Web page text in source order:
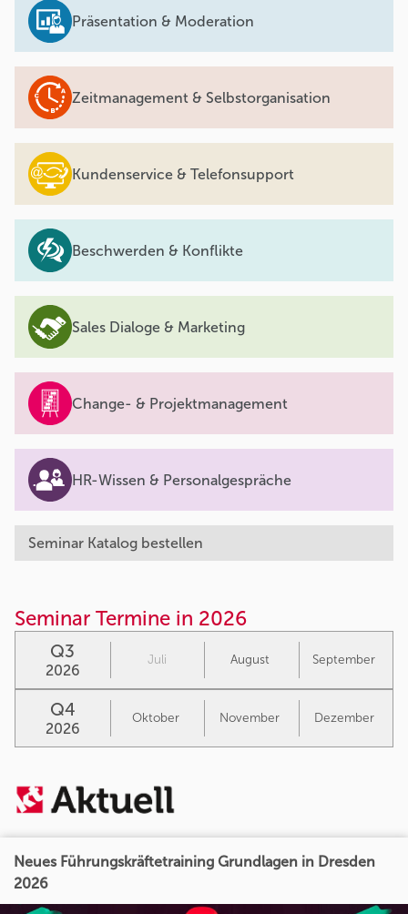
Neues Führungskräftetraining Grundlagen in Dresden
2026
Präsentation & Moderation
Zeitmanagement & Selbstorganisation
Kundenservice & Telefonsupport
Beschwerden & Konflikte
Sales Dialoge & Marketing
Change- & Projektmanagement
HR-Wissen & Personalgespräche
Seminar Katalog bestellen
Seminar Termine in 2026
Q3
2026
Juli August September
Q4
2026
Oktober November Dezember